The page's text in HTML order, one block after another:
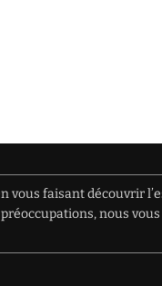
vous faisant découvrir
nous